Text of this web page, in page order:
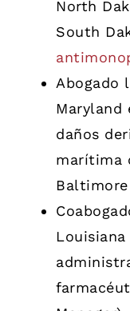
North
South
Abogado
Maryland
daños
marítima